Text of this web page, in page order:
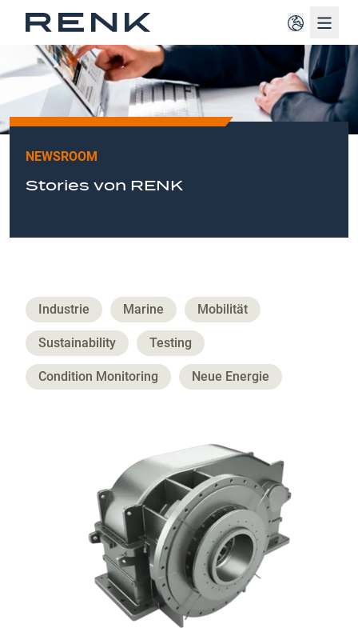
NEWSROOM
Stories von RENK
Industrie Marine Mobilität
Sustainability Testing
Condition Monitoring Neue Energie